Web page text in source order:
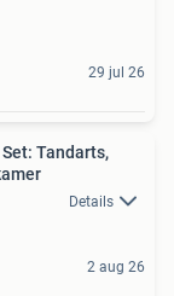
29 jul 26
Tandarts,
Details
2 aug 26